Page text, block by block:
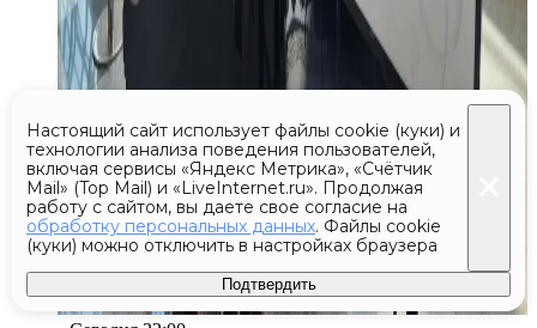
Настоящий сайт использует файлы cookie (куки) и
технологии анализа поведения пользователей,
включая сервисы «Яндекс Метрика», «Счётчик
Mail» (Top Mail) и «LiveInternet.ru». Продолжая
работу с сайтом, вы даете свое согласие на
обработку персональных данных. Файлы cookie
(куки) можно отключить в настройках браузера
Подтвердить